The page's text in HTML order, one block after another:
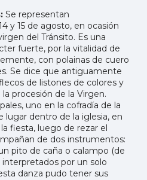
Se representan
y 15 de agosto, en ocasión
del Tránsito. Es una
fuerte, por la vitalidad de
con polainas de cuero
Se dice que antiguamente
de listones de colores y
procesión de la Virgen.
uno en la cofradía de la
lugar dentro de la iglesia, en
fiesta, luego de rezar el
de dos instrumentos:
pito de caña o calampo (de
por un solo
danza pudo tener sus